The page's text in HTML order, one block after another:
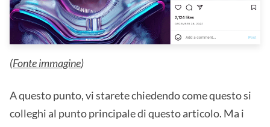
(Fonte immagine)
A questo punto, vi starete chiedendo come questo si
colleghi al punto principale di questo articolo. Ma i